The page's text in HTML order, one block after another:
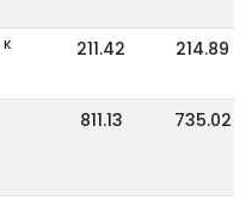
K 211.42 214.89
811.13 735.02